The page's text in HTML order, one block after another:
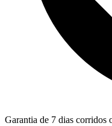
Garantia de 7 dias corridos